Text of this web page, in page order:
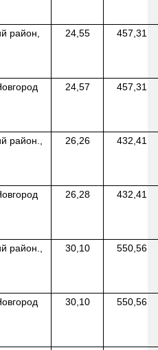
район,
24,55 457,31
24,57 457,31
район.,
26,26 432,41
26,28 432,41
район.,
30,10 550,56
30,10 550,56